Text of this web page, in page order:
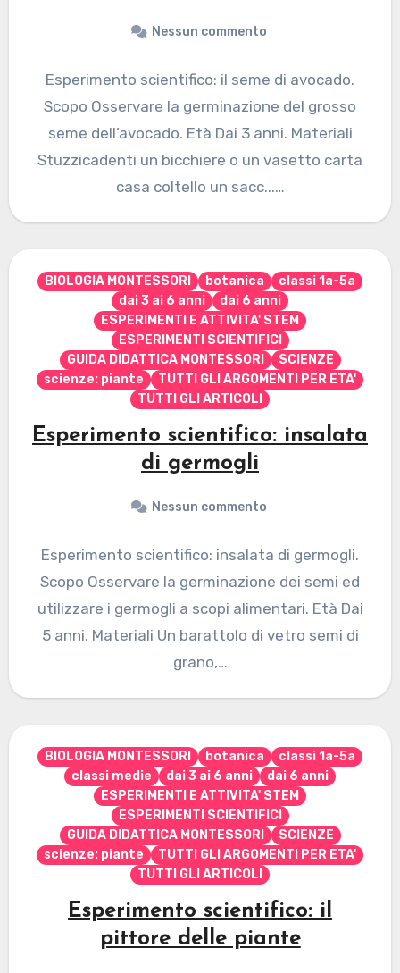
Nessun commento
Esperimento scientifico: il seme di avocado.
Scopo Osservare la germinazione del grosso
seme dell’avocado. Età Dai 3 anni. Materiali
Stuzzicadenti un bicchiere o un vasetto carta
casa coltello un sacc...…
BIOLOGIA MONTESSORI botanica
classi 1a-5a
dai 3 ai 6 anni
dai 6 anni
ESPERIMENTI E ATTIVITA' STEM
ESPERIMENTI SCIENTIFICI
GUIDA DIDATTICA MONTESSORI
SCIENZE
scienze: piante
TUTTI GLI ARGOMENTI PER ETA'
TUTTI GLI ARTICOLI
Esperimento scientifico: insalata
di germogli
Nessun commento
Esperimento scientifico: insalata di germogli.
Scopo Osservare la germinazione dei semi ed
utilizzare i germogli a scopi alimentari. Età Dai
5 anni. Materiali Un barattolo di vetro semi di
grano,…
BIOLOGIA MONTESSORI botanica
classi 1a-5a
classi medie
dai 3 ai 6 anni
dai 6 anni
ESPERIMENTI E ATTIVITA' STEM
ESPERIMENTI SCIENTIFICI
GUIDA DIDATTICA MONTESSORI
SCIENZE
scienze: piante
TUTTI GLI ARGOMENTI PER ETA'
TUTTI GLI ARTICOLI
Esperimento scientifico: il
pittore delle piante